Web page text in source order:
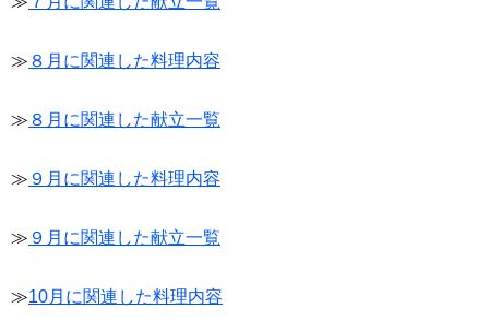
≫ ８月に関連した料理内容
≫ ８月に関連した献立一覧
≫ ９月に関連した料理内容
≫ ９月に関連した献立一覧
≫10月に関連した料理内容